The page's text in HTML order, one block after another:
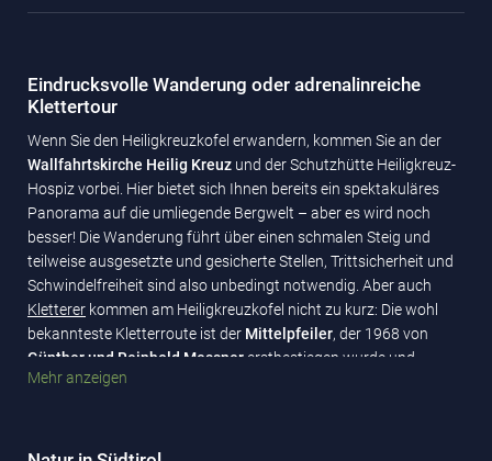
Eindrucksvolle Wanderung oder adrenalinreiche
Klettertour
Wenn Sie den Heiligkreuzkofel erwandern, kommen Sie an der
Wallfahrtskirche Heilig Kreuz und der Schutzhütte Heiligkreuz-
Hospiz vorbei. Hier bietet sich Ihnen bereits ein spektakuläres
Panorama auf die umliegende Bergwelt – aber es wird noch
besser! Die Wanderung führt über einen schmalen Steig und
teilweise ausgesetzte und gesicherte Stellen, Trittsicherheit und
Schwindelfreiheit sind also unbedingt notwendig. Aber auch
Kletterer kommen am Heiligkreuzkofel nicht zu kurz: Die wohl
bekannteste Kletterroute ist der Mittelpfeiler, der 1968 von
Günther und Reinhold Messner erstbestiegen wurde und
damals als eine der schwierigsten Routen überhaupt galt. Am
überraschen!
Mehr anzeigen